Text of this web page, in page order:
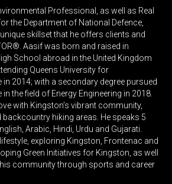
votre
courtier
directement
Professional, as well as Real
the Department of National Defence,
skillset that he offers clients and
Aasif was born and raised in
School abroad in the United Kingdom
Queens University for
in 2014; with a secondary degree pursued
in the field of Energy Engineering in 2018.
with Kingston’s vibrant community,
hiking areas. He speaks 5
Arabic, Hindi, Urdu and Gujarati.
exploring Kingston, Frontenac and
Green Initiatives for Kingston, as well
community through sports and career